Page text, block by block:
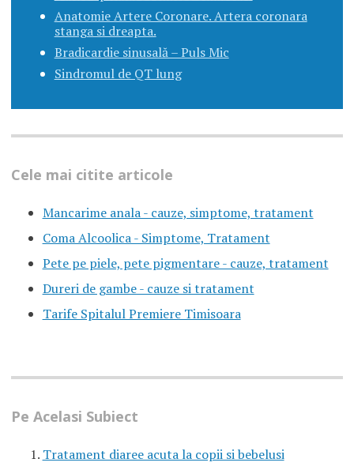
Anatomie Artere Coronare. Artera coronara
stanga si dreapta.
Bradicardie sinusală – Puls Mic
Sindromul de QT lung
Cele mai citite articole
Mancarime anala - cauze, simptome, tratament
Coma Alcoolica - Simptome, Tratament
Pete pe piele, pete pigmentare - cauze, tratament
Dureri de gambe - cauze si tratament
Tarife Spitalul Premiere Timisoara
Pe Acelasi Subiect
Tratament diaree acuta la copii si bebelusi